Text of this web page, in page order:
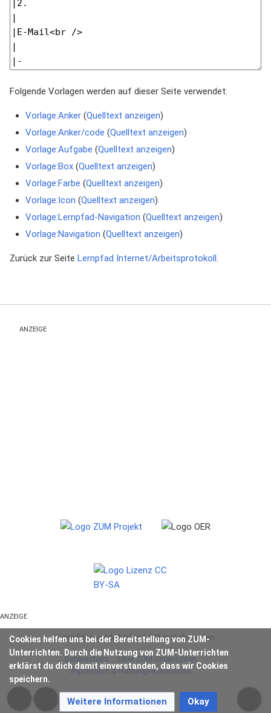
Folgende Vorlagen werden auf dieser Seite verwendet:
Vorlage:Anker(Quelltext anzeigen)
Vorlage:Anker/code (Quelltext anzeigen)
Vorlage:Aufgabe (Quelltext anzeigen)
Vorlage:Box(Quelltext anzeigen)
Vorlage:Farbe (Quelltext anzeigen)
Vorlage:Icon (Quelltext anzeigen)
Vorlage:Lernpfad-Navigation (Quelltext anzeigen)
Vorlage:Navigation (Quelltext anzeigen)
Zurück zur Seite Lernpfad Internet/Arbeitsprotokoll.
Cookies helfen uns bei der Bereitstellung von ZUM-
Unterrichten. Durch die Nutzung von ZUM-Unterrichten
erklärst du dich damit einverstanden, dass wir Cookies
speichern.
Weitere Informationen Okay
ANZEIGE
ANZEIGE
Diese Seite wurde bisher 5.173-mal abgerufen.
Datenschutz
Über ZUM-Unterrichten
Impressum & Haftungsausschluss